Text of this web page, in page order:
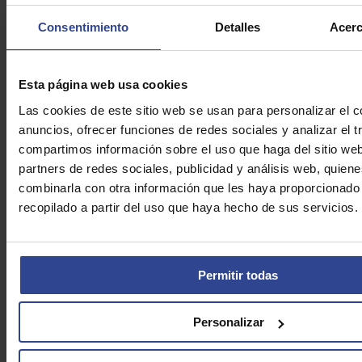
Consentimiento Detalles
Esta página web usa cookies
Las cookies de este sitio web se usan para personalizar el
anuncios, ofrecer funciones de redes sociales y analizar el
compartimos información sobre el uso que haga del sitio
partners de redes sociales, publicidad y análisis web,
combinarla con otra información que les haya
recopilado a partir del uso que haya hecho de sus servicios.
Permitir todas
Personalizar
Teléfono:*
Consulta:*
servicios que presta Asefarma